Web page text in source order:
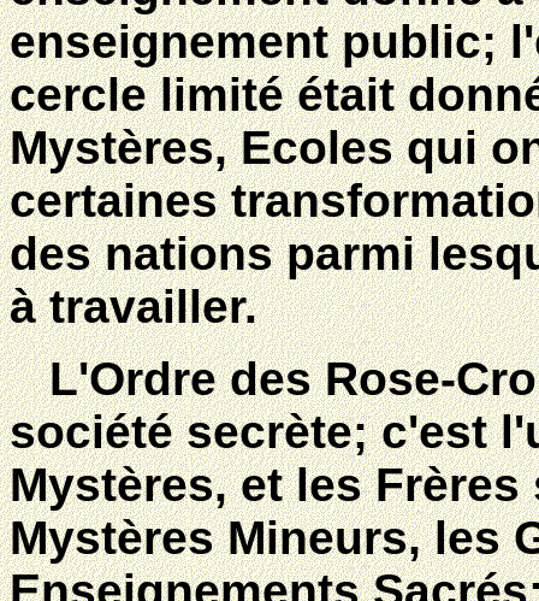
enseignement public;
cercle limité était
Mystères, Ecoles qui
certaines
des nations parmi
à travailler.
L'Ordre des Rose-
société secrète; c'est
Mystères, et les
Mystères Mineurs, les